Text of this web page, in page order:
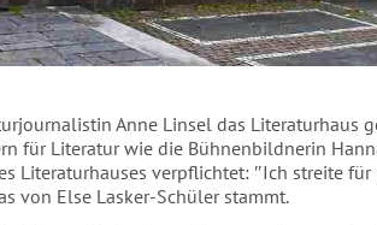
Anne Linsel das Literaturhaus
für Literatur wie die Bühnenbildnerin
Literaturhauses verpflichtet: ″Ich streite
von Else Lasker-Schüler stammt.